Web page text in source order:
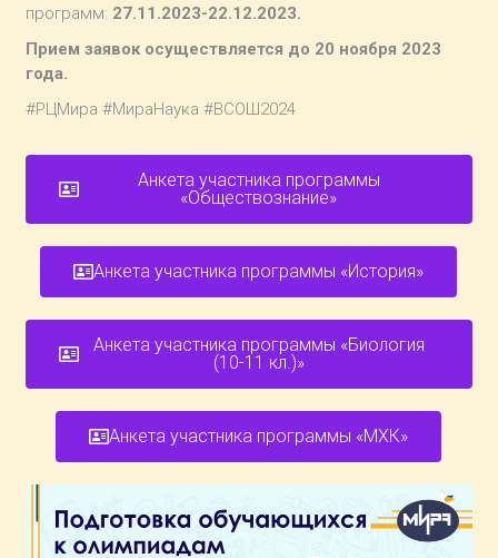
программ: 27.11.2023-22.12.2023.
Прием заявок осуществляется до 20 ноября 2023
года.
#РЦМира #МираНаука #ВСОШ2024
Анкета участника программы
«Обществознание»
Анкета участника программы «История»
Анкета участника программы «Биология
(10-11 кл.)»
Анкета участника программы «МХК»